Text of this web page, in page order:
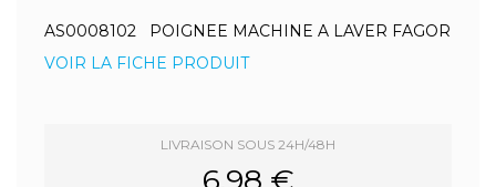
AS0008102 POIGNEE MACHINE A LAVER FAGOR
VOIR LA FICHE PRODUIT
LIVRAISON SOUS 24H/48H